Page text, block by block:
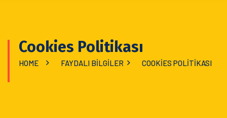
Cookies Politikası
HOME FAYDALI BILGILER COOKIES POLITIKASI